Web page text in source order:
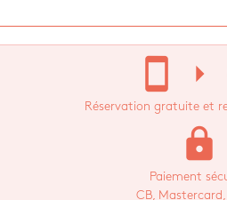
stay_current_portrait arrow_right
Réservation gratuite et
lock
Paiement
CB, Mastercard,